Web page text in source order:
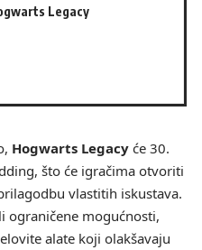
Legacy
Hogwarts Legacy će 30.
što će igračima otvoriti
vlastitih iskustava.
ograničene mogućnosti,
alate koji olakšavaju